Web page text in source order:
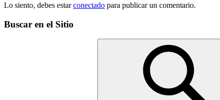
Lo siento, debes estarconectado para publicar un comentario.
Buscar en el Sitio